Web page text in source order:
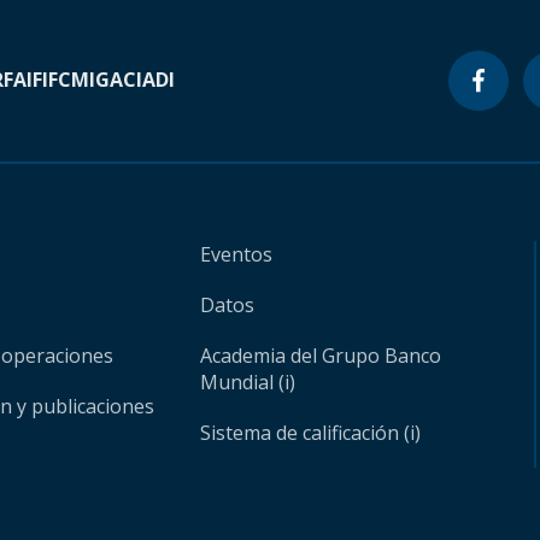
AIFIFCMIGACIADI
y publicaciones
Eventos
Datos
Academia del Grupo Banco
Mundial (i)
Sistema de calificación (i)